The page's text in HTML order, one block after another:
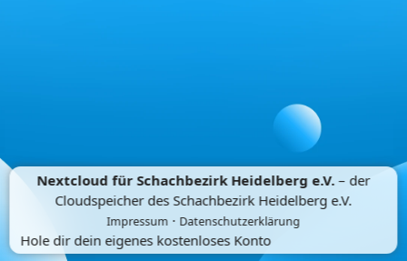
Nextcloud für Schachbezirk Heidelberg e.V.– der
Cloudspeicher des Schachbezirk Heidelberg e.V.
Impressum · Datenschutzerklärung
Hole dir dein eigenes kostenloses Konto